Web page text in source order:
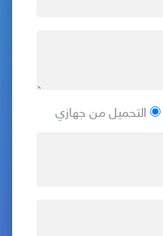
التحميل من جهازي